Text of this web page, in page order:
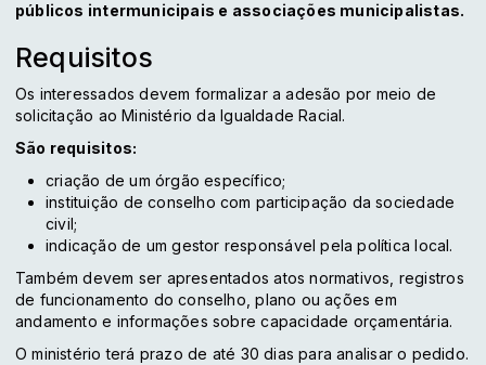
públicos intermunicipais e associações municipalistas.
Requisitos
Os interessados devem formalizar a adesão por meio de
solicitação ao Ministério da Igualdade Racial.
São requisitos:
criação de um órgão específico;
instituição de conselho com participação da sociedade
civil;
indicação de um gestor responsável pela política local.
Também devem ser apresentados atos normativos, registros
de funcionamento do conselho, plano ou ações em
andamento e informações sobre capacidade orçamentária.
O ministério terá prazo de até 30 dias para analisar o pedido.